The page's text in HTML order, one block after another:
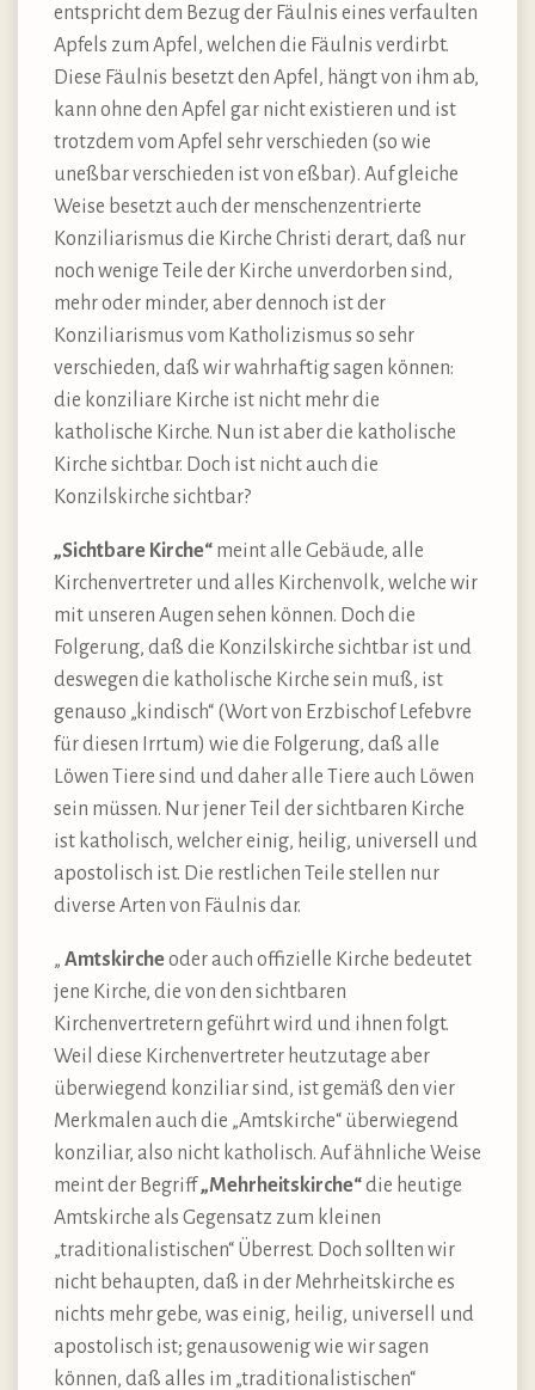
entspricht dem Bezug der Fäulnis eines verfaulten
Apfels zum Apfel, welchen die Fäulnis verdirbt.
Diese Fäulnis besetzt den Apfel, hängt von ihm ab,
kann ohne den Apfel gar nicht existieren und ist
trotzdem vom Apfel sehr verschieden (so wie
uneßbar verschieden ist von eßbar). Auf gleiche
Weise besetzt auch der menschenzentrierte
Konziliarismus die Kirche Christi derart, daß nur
noch wenige Teile der Kirche unverdorben sind,
mehr oder minder, aber dennoch ist der
Konziliarismus vom Katholizismus so sehr
verschieden, daß wir wahrhaftig sagen können:
die konziliare Kirche ist nicht mehr die
katholische Kirche. Nun ist aber die katholische
Kirche sichtbar. Doch ist nicht auch die
Konzilskirche sichtbar?
„Sichtbare Kirche“ meint alle Gebäude, alle
Kirchenvertreter und alles Kirchenvolk, welche wir
mit unseren Augen sehen können. Doch die
Folgerung, daß die Konzilskirche sichtbar ist und
deswegen die katholische Kirche sein muß, ist
genauso „kindisch“ (Wort von Erzbischof Lefebvre
für diesen Irrtum) wie die Folgerung, daß alle
Löwen Tiere sind und daher alle Tiere auch Löwen
sein müssen. Nur jener Teil der sichtbaren Kirche
ist katholisch, welcher einig, heilig, universell und
apostolisch ist. Die restlichen Teile stellen nur
diverse Arten von Fäulnis dar.
„ Amtskircheoder auch offizielle Kirche bedeutet
jene Kirche, die von den sichtbaren
Kirchenvertretern geführt wird und ihnen folgt.
Weil diese Kirchenvertreter heutzutage aber
überwiegend konziliar sind, ist gemäß den vier
Merkmalen auch die „Amtskirche“ überwiegend
konziliar, also nicht katholisch. Auf ähnliche Weise
meint der Begriff„Mehrheitskirche“die heutige
Amtskirche als Gegensatz zum kleinen
„traditionalistischen“ Überrest. Doch sollten wir
nicht behaupten, daß in der Mehrheitskirche es
nichts mehr gebe, was einig, heilig, universell und
apostolisch ist; genausowenig wie wir sagen
können, daß alles im „traditionalistischen“